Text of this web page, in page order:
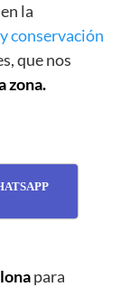
la
conservación
que nos
zona.
para